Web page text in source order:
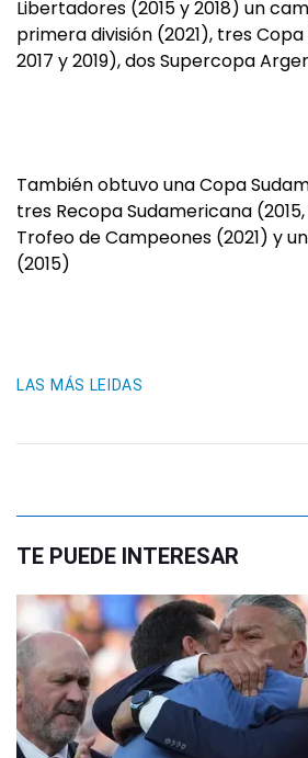
Libertadores (2015 y 2018) un
primera división (2021), tres
2017 y 2019), dos Supercopa
También obtuvo una Copa
tres Recopa Sudamericana (2015,
Trofeo de Campeones (2021) y
(2015)
LAS MÁS LEIDAS
TE PUEDE INTERESAR